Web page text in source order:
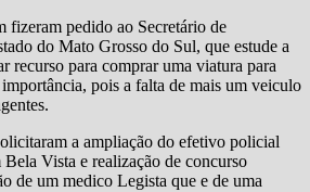
pedido ao Secretário de
do Mato Grosso do Sul, que estude a
recurso para comprar uma viatura para
pois a falta de mais um veiculo
a ampliação do efetivo policial
Vista e realização de concurso
de um medico Legista que e de uma